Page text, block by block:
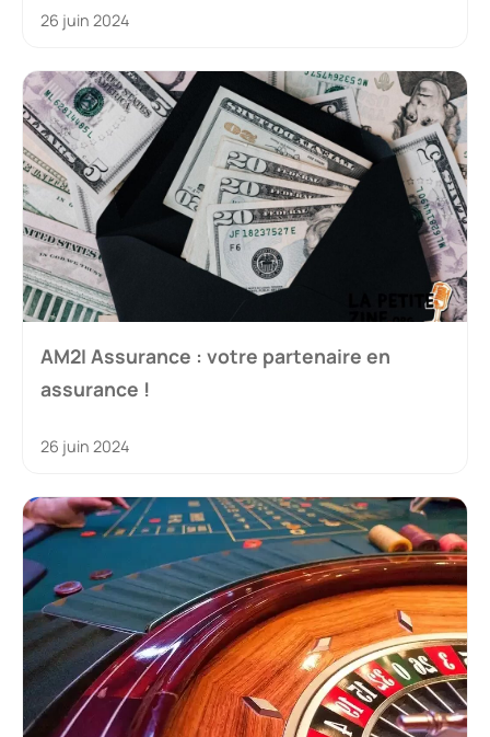
26 juin 2024
AM2I Assurance : votre partenaire en
assurance !
26 juin 2024